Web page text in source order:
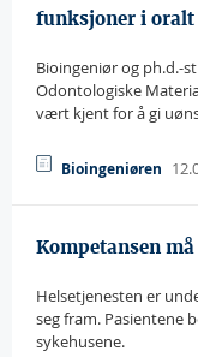
funksjoner i oralt
Bioingeniør og ph.d.-
Odontologiske
vært kjent for å gi
Bioingeniøren
Kompetansen
Helsetjenesten er
seg fram. Pasientene
sykehusene.